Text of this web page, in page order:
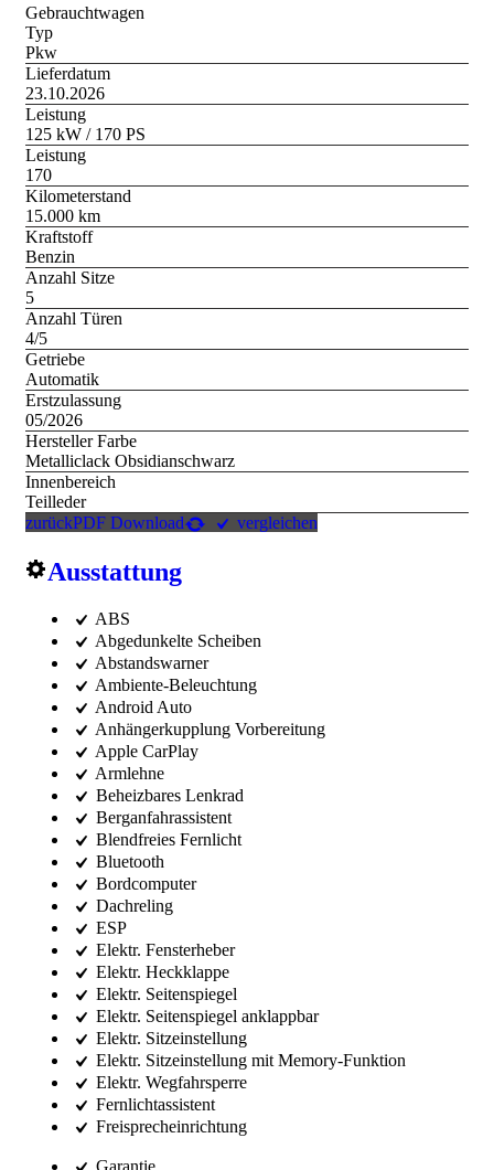
Gebrauchtwagen
Typ
Pkw
Lieferdatum
23.10.2026
Leistung
125 kW / 170 PS
Leistung
170
Kilometerstand
15.000 km
Kraftstoff
Benzin
Anzahl Sitze
5
Anzahl Türen
4/5
Getriebe
Automatik
Erstzulassung
05/2026
Hersteller Farbe
Metalliclack Obsidianschwarz
Innenbereich
Teilleder
zurückPDF Download vergleichen
Ausstattung
ABS
Abgedunkelte Scheiben
Abstandswarner
Ambiente-Beleuchtung
Android Auto
Anhängerkupplung Vorbereitung
Apple CarPlay
Armlehne
Beheizbares Lenkrad
Berganfahrassistent
Blendfreies Fernlicht
Bluetooth
Bordcomputer
Dachreling
ESP
Elektr. Fensterheber
Elektr. Heckklappe
Elektr. Seitenspiegel
Elektr. Seitenspiegel anklappbar
Elektr. Sitzeinstellung
Elektr. Sitzeinstellung mit Memory-Funktion
Elektr. Wegfahrsperre
Fernlichtassistent
Freisprecheinrichtung